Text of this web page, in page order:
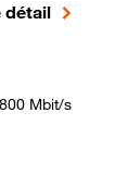
détail
Mbit/s